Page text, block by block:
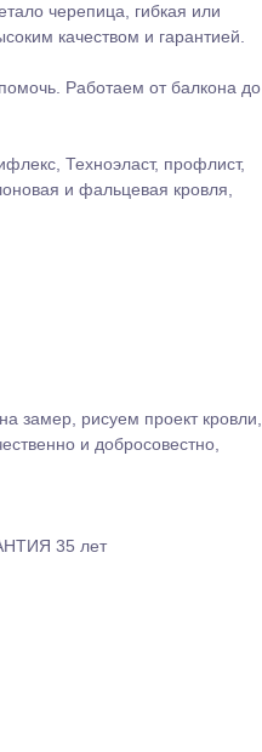
черепица, гибкая или
качеством и гарантией.
Работаем от балкона до
Техноэласт, профлист,
и фальцевая кровля,
замер, рисуем проект кровли,
и добросовестно,
35 лет